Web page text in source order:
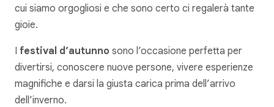
cui siamo orgogliosi e che sono certo ci regalerà tante
gioie.
I festival d’autunno sono l’occasione perfetta per
divertirsi, conoscere nuove persone, vivere esperienze
magnifiche e darsi la giusta carica prima dell’arrivo
dell’inverno.